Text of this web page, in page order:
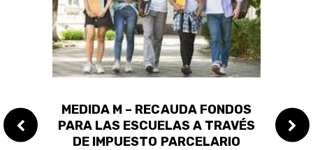
MEDIDA M – RECAUDA FONDOS
PARA LAS ESCUELAS A TRAVÉS
DE IMPUESTO PARCELARIO